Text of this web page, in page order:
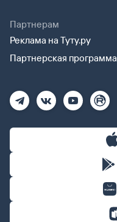
Партнерам
Реклама на Туту.ру
Партнерская программа